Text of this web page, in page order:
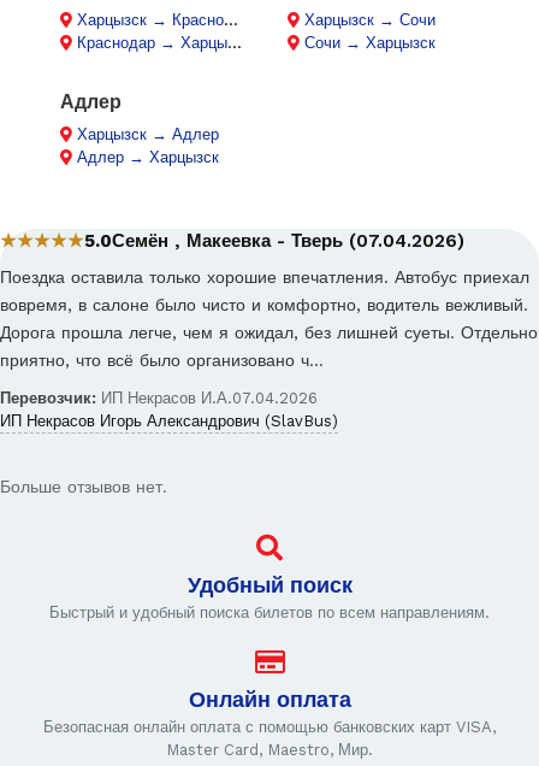
Харцызск → Краснодар
Краснодар → Харцызск
Харцызск → Сочи
Сочи → Харцызск
Адлер
Харцызск → Адлер
Адлер → Харцызск
★★★★★5.0Семён , Макеевка - Тверь (07.04.2026)
Поездка оставила только хорошие впечатления. Автобус приехал
вовремя, в салоне было чисто и комфортно, водитель вежливый.
Дорога прошла легче, чем я ожидал, без лишней суеты. Отдельно
приятно, что всё было организовано ч…
Перевозчик: ИП Некрасов И.А.07.04.2026
ИП Некрасов Игорь Александрович (SlavBus)
Больше отзывов нет.
Удобный поиск
Быстрый и удобный поиска билетов по всем направлениям.
Онлайн оплата
Безопасная онлайн оплата с помощью банковских карт VISA,
Master Card, Maestro, Мир.